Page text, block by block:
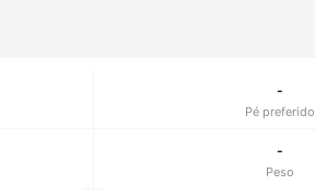
-
Pé preferido
-
Peso